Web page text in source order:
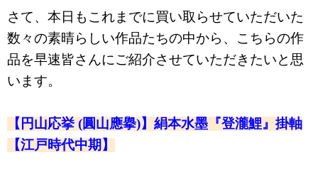
さて、本日もこれまでに買い取らせていただいた
数々の素晴らしい作品たちの中から、こちらの作
品を早速皆さんにご紹介させていただきたいと思
います。
【円山応挙 (圓山應擧)】絹本水墨『登瀧鯉』掛軸
【江戸時代中期】